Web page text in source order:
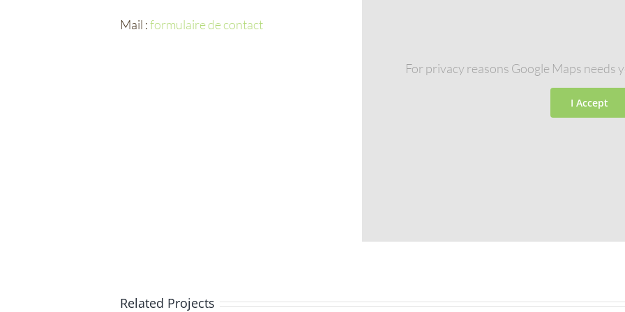
Mail :formulaire de contact
For privacy reasons Google Maps needs
I Accept
Related Projects